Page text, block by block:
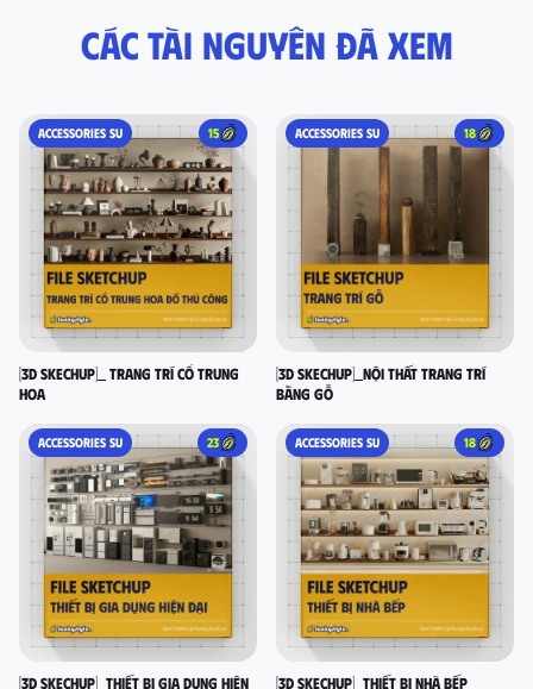
Các tài nguyên đã xem
ACCESSORIES SU 15
[3D SKECHUP]_ Trang trí cổ Trung
Hoa
ACCESSORIES SU 18
[3D SKECHUP]_Nội thất trang trí
bằng gỗ
ACCESSORIES SU 23
[3D SKECHUP]_Thiết bị gia dụng hiện
ACCESSORIES SU 18
[3D SKECHUP]_Thiết bị nhà bếp